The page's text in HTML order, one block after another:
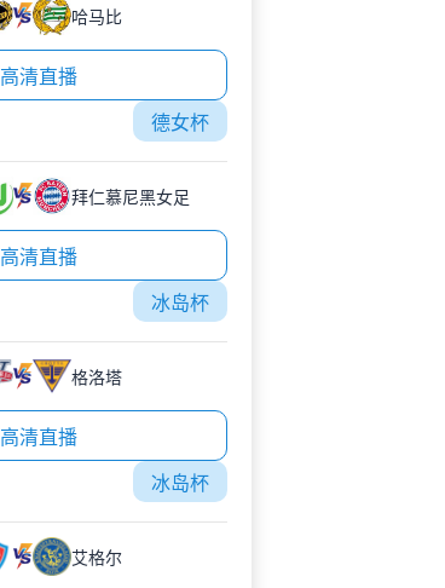
哈马比
高清直播
德女杯
拜仁慕尼黑女足
高清直播
冰岛杯
格洛塔
高清直播
冰岛杯
艾格尔